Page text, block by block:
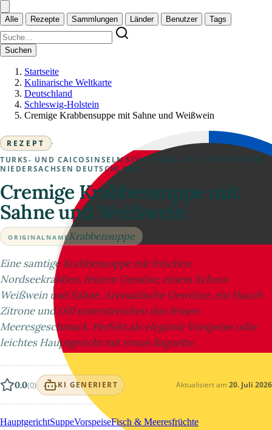
Alle Rezepte Sammlungen Länder Benutzer Tags
Suchen
Startseite
Kulinarische Weltkarte
Deutschland
Schleswig-Holstein
Cremige Krabbensuppe mit Sahne und Weißwein
REZEPT
·
TURKS- UND CAICOSINSELN·SCHLESWIG-HOLSTEIN BREMEN
NIEDERSACHSEN ·DEUTSCHLAND
Cremige Krabbensuppe mit
Sahne und Weißwein
ORIGINALNAME Krabbensuppe
Eine samtige Krabbensuppe mit frischen
Nordseekrabben, feinem Gemüse, einem Schuss
Weißwein und Sahne. Aromatische Gewürze, ein Hauch
Zitrone und Dill unterstreichen den feinen
Meeresgeschmack. Perfekt als elegante Vorspeise oder
leichtes Hauptgericht mit etwas Baguette.
0.0(0) KI GENERIERT Aktualisiert am 20. Juli 2026
HauptgerichtSuppeVorspeiseFisch & Meeresfrüchte